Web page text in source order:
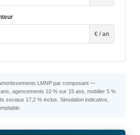
€ / an
LMNP par composant —
agencements 10 % sur 15 ans, mobilier 5 %
sociaux 17,2 % inclus. Simulation indicative,